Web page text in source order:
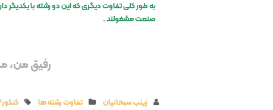
به طور کلی تفاوت دیگری که این دو رشته با یکدیگر
صنعت مشغولند.
رفیق من،
زینب سبحانیان تفاوت رشته ها کنکور1404